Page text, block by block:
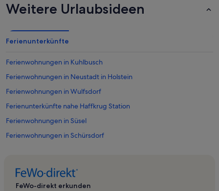
Weitere Urlaubsideen
Ferienunterkünfte
Ferienwohnungen in Kuhlbusch
Ferienwohnungen in Neustadt in Holstein
Ferienwohnungen in Wulfsdorf
Ferienunterkünfte nahe Haffkrug Station
Ferienwohnungen in Süsel
Ferienwohnungen in Schürsdorf
Ferienwohnungen in Havekost
FeWo-direkt erkunden